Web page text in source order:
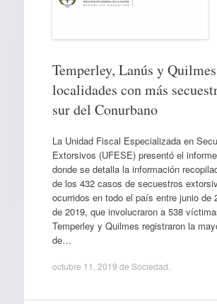
Temperley, Lanús y
localidades con más
sur del Conurbano
La Unidad Fiscal Especializada en
Extorsivos (UFESE) presentó el
donde se detalla la información
de los 432 casos de secuestros
ocurridos en todo el país entre junio de
de 2019, que involucraron a 538
Temperley y Quilmes registraron la
de…
octubre 11, 2019 de Sociedad